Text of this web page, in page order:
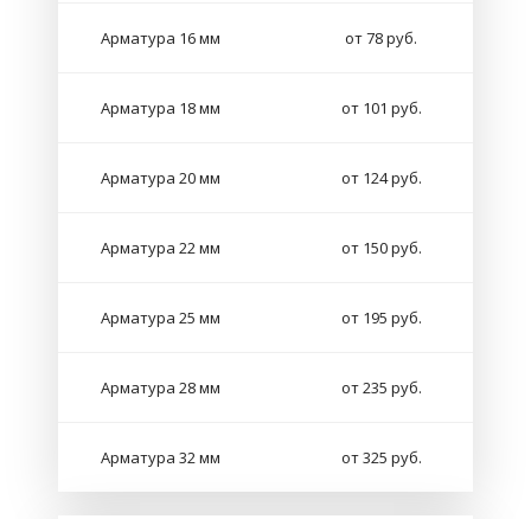
Арматура 16 мм от 78 руб.
Арматура 18 мм от 101 руб.
Арматура 20 мм от 124 руб.
Арматура 22 мм от 150 руб.
Арматура 25 мм от 195 руб.
Арматура 28 мм от 235 руб.
Арматура 32 мм от 325 руб.